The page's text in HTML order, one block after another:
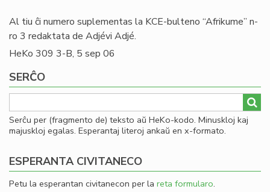
Al tiu ĉi numero suplementas la KCE-bulteno “Afrikume” n-
ro 3 redaktata de Adjévi Adjé.
HeKo 309 3-B, 5 sep 06
SERĈO
Serĉu per (fragmento de) teksto aŭ HeKo-kodo. Minuskloj kaj
majuskloj egalas. Esperantaj literoj ankaŭ en x-formato.
ESPERANTA CIVITANECO
Petu la esperantan civitanecon per la reta formularo.